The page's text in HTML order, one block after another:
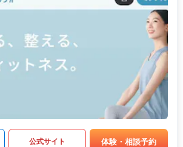
公式サイト 体験・相談予約